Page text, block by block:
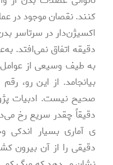
کنند. نقصان موجود در
اکسیژن‌­دار در سرتاسر
دقیقه اتفاق نمی‌­افتد.
به طیف وسیعی از
صحیح نیست. ادبیات
دقیقاً چقدر سریع رخ
ی آماری بسیار اندکی
دقیقی را از آن بیرون